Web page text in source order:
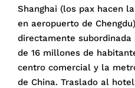
Shanghai (los pax hacen
en aeropuerto de
directamente
de 16 millones de
centro comercial y la
de China. Traslado al